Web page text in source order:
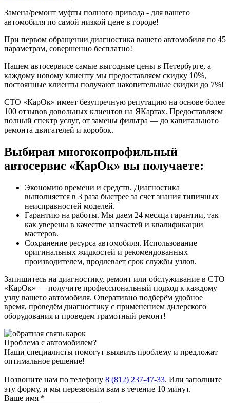
Замена/ремонт муфты полного привода - для вашего
автомобиля по самой низкой цене в городе!
При первом обращении диагностика вашего автомобиля по 45
параметрам, совершенно бесплатно!
Нашем автосервисе самые выгодные цены в Петербурге, а
каждому новому клиенту мы предоставляем скидку 10%,
постоянные клиенты получают накопительные скидки до 7%!
СТО «КарОк» имеет безупречную репутацию на основе более
100 отзывов довольных клиентов на ЯКартах. Предоставляем
полный спектр услуг, от замены фильтра — до капитального
ремонта двигателей и коробок.
Выбирая многокопрофильный
автосервис «КарОк» вы получаете:
Экономию времени и средств. Диагностика
выполняется в 3 раза быстрее за счет знания типичных
неисправностей моделей.
Гарантию на работы. Мы даем 24 месяца гарантии, так
как уверены в качестве запчастей и квалификации
мастеров.
Сохранение ресурса автомобиля. Использование
оригинальных жидкостей и рекомендованных
производителем, продлевает срок службы узлов.
Запишитесь на диагностику, ремонт или обслуживание в СТО
«КарОк» — получите профессиональный подход к каждому
узлу вашего автомобиля. Оперативно подберём удобное
время, проведём диагностику с применением дилерского
оборудования и проведем грамотный ремонт!
Проблема с автомобилем?
Наши специалисты помогут выявить проблему и предложат
оптимальное решение!
Позвоните нам по телефону 8 (812) 237-47-33. Или заполните
эту форму, и мы перезвоним вам в течение 10 минут.
Ваше имя *